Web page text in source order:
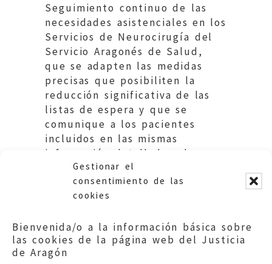
Gestionar el
consentimiento de las
cookies
Bienvenida/o a la información básica sobre
las cookies de la página web del Justicia
de Aragón
Seguimiento continuo de las
necesidades asistenciales en los
Servicios de Neurocirugía del
Servicio Aragonés de Salud,
que se adapten las medidas
precisas que posibiliten la
reducción significativa de las
listas de espera y que se
comunique a los pacientes
incluidos en las mismas
información detallada sobre su
proceso.